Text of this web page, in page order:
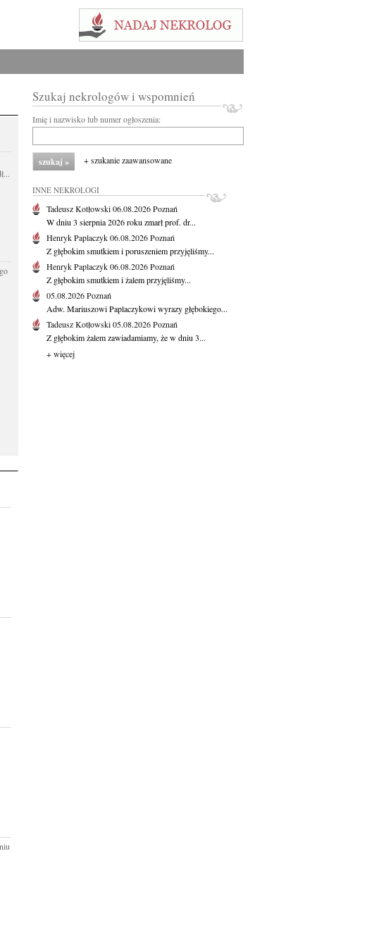
Szukaj nekrologów i wspomnień
Imię i nazwisko lub numer ogłoszenia:
+ szukanie zaawansowane
INNE NEKROLOGI
Tadeusz Kotłowski06.08.2026Poznań
W dniu 3 sierpnia 2026 roku zmarł prof. dr...
Henryk Paplaczyk06.08.2026Poznań
Z głębokim smutkiem i poruszeniem przyjęliśmy...
Henryk Paplaczyk06.08.2026Poznań
Z głębokim smutkiem i żalem przyjęliśmy...
05.08.2026Poznań
Adw. Mariuszowi Paplaczykowi wyrazy głębokiego...
Tadeusz Kotłowski05.08.2026Poznań
Z głębokim żalem zawiadamiamy, że w dniu 3...
+ więcej